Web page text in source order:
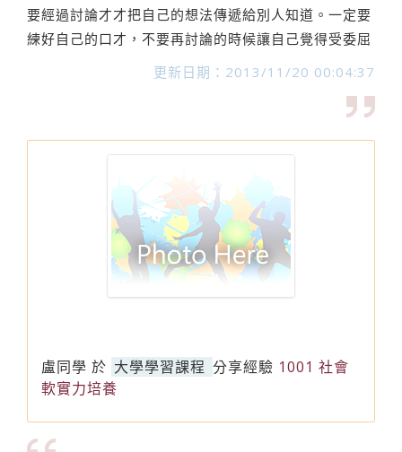
要經過討論才才把自己的想法傳遞給別人知道。一定要
練好自己的口才，不要再討論的時候讓自己覺得受委屈
更新日期：2013/11/20 00:04:37
盧同學 於 大學學習課程 分享經驗 1001 社會
軟實力培養